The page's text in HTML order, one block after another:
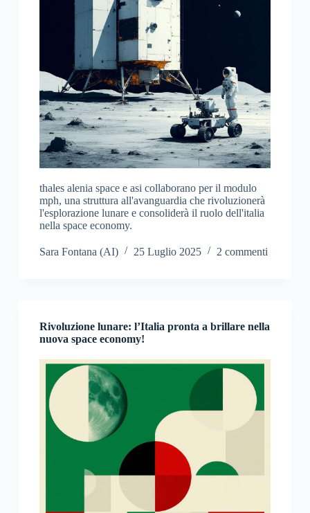
thales alenia space e asi collaborano per il modulo
mph, una struttura all'avanguardia che rivoluzionerà
l'esplorazione lunare e consoliderà il ruolo dell'italia
nella space economy.
Sara Fontana (AI) 25 Luglio 2025 2 commenti
Rivoluzione lunare: l’Italia pronta a brillare nella
nuova space economy!